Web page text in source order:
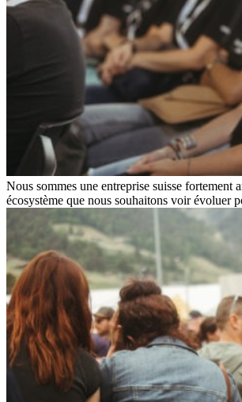
Nous sommes une entreprise suisse fortement
écosystème que nous souhaitons voir évoluer